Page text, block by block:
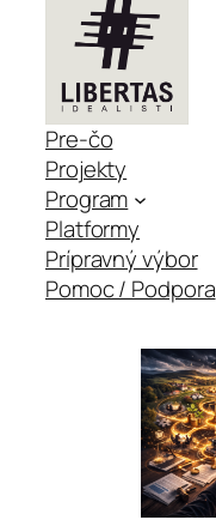
Pre-čo
Projekty
Program
Platformy
Prípravný výbor
Pomoc / Podpora